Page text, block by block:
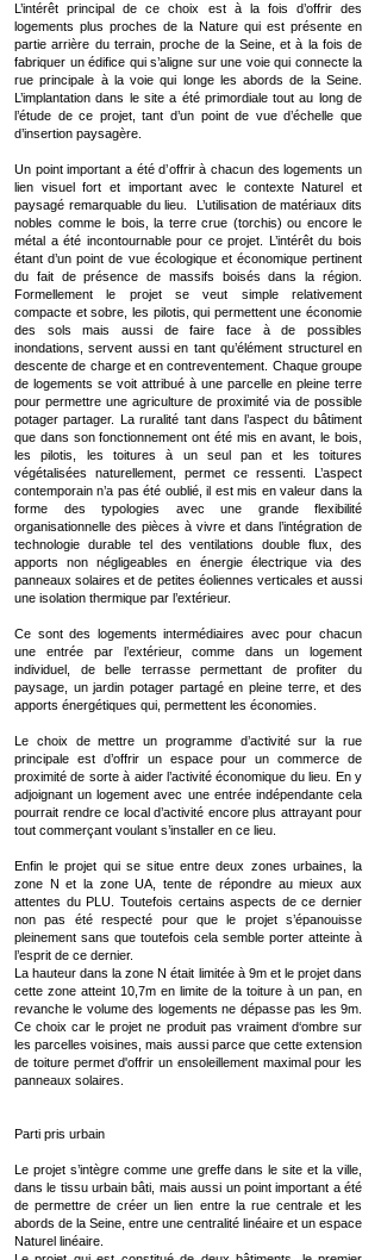
L’intérêt principal de ce choix est à la fois d’offrir des
logements plus proches de la Nature qui est présente en
partie arrière du terrain, proche de la Seine, et à la fois de
fabriquer un édifice qui s’aligne sur une voie qui connecte la
rue principale à la voie qui longe les abords de la Seine.
L’implantation dans le site a été primordiale tout au long de
l’étude de ce projet, tant d’un point de vue d’échelle que
d’insertion paysagère.
Un point important a été d’offrir à chacun des logements un
lien visuel fort et important avec le contexte Naturel et
paysagé remarquable du lieu. L’utilisation de matériaux dits
nobles comme le bois, la terre crue (torchis) ou encore le
métal a été incontournable pour ce projet. L’intérêt du bois
étant d’un point de vue écologique et économique pertinent
du fait de présence de massifs boisés dans la région.
Formellement le projet se veut simple relativement
compacte et sobre, les pilotis, qui permettent une économie
des sols mais aussi de faire face à de possibles
inondations, servent aussi en tant qu’élément structurel en
descente de charge et en contreventement. Chaque groupe
de logements se voit attribué à une parcelle en pleine terre
pour permettre une agriculture de proximité via de possible
potager partager. La ruralité tant dans l’aspect du bâtiment
que dans son fonctionnement ont été mis en avant, le bois,
les pilotis, les toitures à un seul pan et les toitures
végétalisées naturellement, permet ce ressenti. L’aspect
contemporain n’a pas été oublié, il est mis en valeur dans la
forme des typologies avec une grande flexibilité
organisationnelle des pièces à vivre et dans l’intégration de
technologie durable tel des ventilations double flux, des
apports non négligeables en énergie électrique via des
panneaux solaires et de petites éoliennes verticales et aussi
une isolation thermique par l’extérieur.
Ce sont des logements intermédiaires avec pour chacun
une entrée par l’extérieur, comme dans un logement
individuel, de belle terrasse permettant de profiter du
paysage, un jardin potager partagé en pleine terre, et des
apports énergétiques qui, permettent les économies.
Le choix de mettre un programme d’activité sur la rue
principale est d’offrir un espace pour un commerce de
proximité de sorte à aider l’activité économique du lieu. En y
adjoignant un logement avec une entrée indépendante cela
pourrait rendre ce local d’activité encore plus attrayant pour
tout commerçant voulant s’installer en ce lieu.
Enfin le projet qui se situe entre deux zones urbaines, la
zone N et la zone UA, tente de répondre au mieux aux
attentes du PLU. Toutefois certains aspects de ce dernier
non pas été respecté pour que le projet s’épanouisse
pleinement sans que toutefois cela semble porter atteinte à
l’esprit de ce dernier.
La hauteur dans la zone N était limitée à 9m et le projet dans
cette zone atteint 10,7m en limite de la toiture à un pan, en
revanche le volume des logements ne dépasse pas les 9m.
Ce choix car le projet ne produit pas vraiment d‘ombre sur
les parcelles voisines, mais aussi parce que cette extension
de toiture permet d'offrir un ensoleillement maximal pour les
panneaux solaires.
Parti pris urbain
Le projet s’intègre comme une greffe dans le site et la ville,
dans le tissu urbain bâti, mais aussi un point important a été
de permettre de créer un lien entre la rue centrale et les
abords de la Seine, entre une centralité linéaire et un espace
Naturel linéaire.